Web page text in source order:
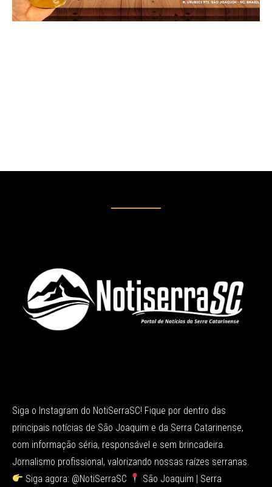
Siga o Instagram do NotiSerraSC! Fique por dentro das
principais notícias de São Joaquim e da Serra Catarinense,
com informação séria, responsável e sem brincadeira.
Jornalismo profissional, valorizando nossas raízes serranas.
Siga agora: @NotiSerraSC
São Joaquim | Serra